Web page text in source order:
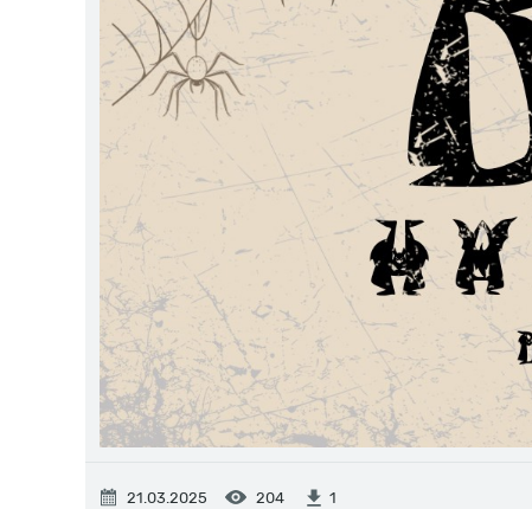
21.03.2025 204 1